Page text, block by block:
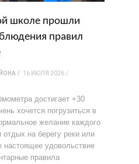
школе прошли
правил
16 ИЮЛЯ 2026
достигает +30
хочется погрузиться в
желание каждого
на берегу реки или
настоящее удовольствие
правила